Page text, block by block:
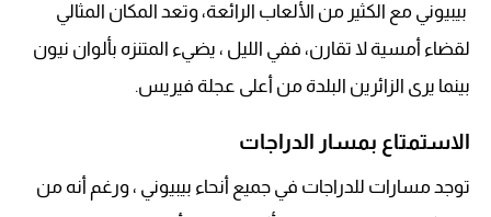
بيبيوني مع الكثير من الألعاب الرائعة، وتعد المكان المثالي
لقضاء أمسية لا تقارن، ففي الليل ، يضيء المتنزه بألوان نيون
بينما يرى الزائرين البلدة من أعلى عجلة فيريس.
الاستمتاع بمسار الدراجات
توجد مسارات للدراجات في جميع أنحاء بيبيوني ، ورغم أنه من